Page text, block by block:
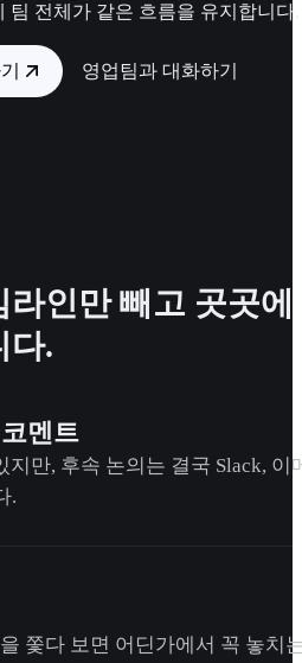
팀 전체가 같은 흐름을 유지합니다.
영업팀과 대화하기
인만 빼고 곳곳에
다.
멘트
지만, 후속 논의는 결국 Slack, 이
.
쫓다 보면 어딘가에서 꼭 놓치